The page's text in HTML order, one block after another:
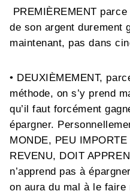
PREMIÈREMENT
de son argent durement
maintenant, pas dans
• DEUXIÈMEMENT,
méthode, on s’y prend
qu’il faut forcément
épargner.
MONDE, PEU
REVENU, DOIT
n’apprend pas à
on aura du mal à le faire